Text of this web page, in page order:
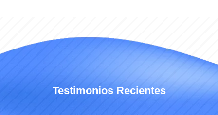
Testimonios Recientes